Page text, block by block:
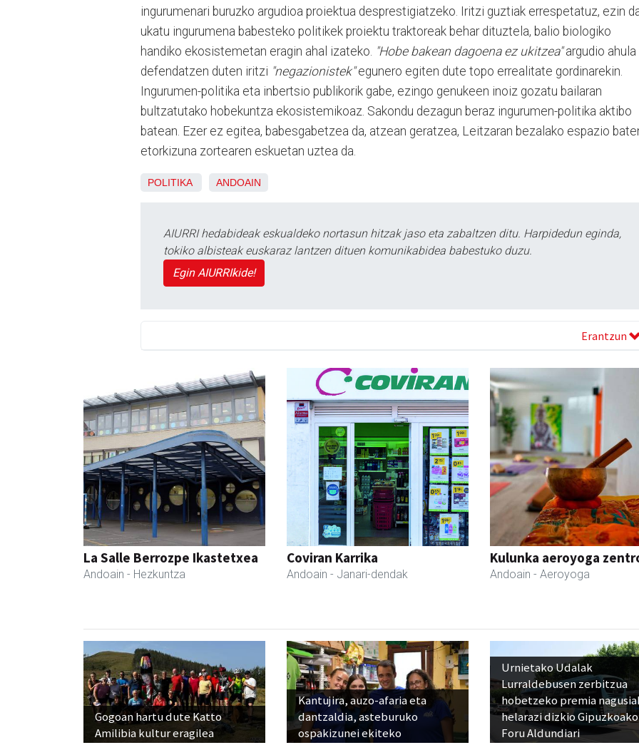
ingurumenari buruzko argudioa proiektua desprestigiatzeko. Iritzi guztiak errespetatuz, ezin
ukatu ingurumena babesteko politikek proiektu traktoreak behar dituztela, balio biologiko
handiko ekosistemetan eragin ahal izateko. "Hobe bakean dagoena ez ukitzea"argudio ahula
defendatzen duten iritzi "negazionistek"egunero egiten dute topo errealitate gordinarekin.
Ingurumen-politika eta inbertsio publikorik gabe, ezingo genukeen inoiz gozatu bailaran
bultzatutako hobekuntza ekosistemikoaz. Sakondu dezagun beraz ingurumen-politika aktibo
batean. Ezer ez egitea, babesgabetzea da, atzean geratzea, Leitzaran bezalako espazio
etorkizuna zortearen eskuetan uztea da.
POLITIKA ANDOAIN
AIURRI hedabideak eskualdeko nortasun hitzak jaso eta zabaltzen ditu. Harpidedun eginda,
tokiko albisteak euskaraz lantzen dituen komunikabidea babestuko duzu.
Egin AIURRIkide!
Erantzun
La Salle Berrozpe Ikastetxea
Andoain - Hezkuntza
Coviran Karrika
Andoain - Janari-dendak
Kulunka aeroyoga
Andoain - Aeroyoga
Gogoan hartu dute Katto
Amilibia kultur eragilea
Kantujira, auzo-afaria eta
dantzaldia, asteburuko
ospakizunei ekiteko
Urnietako Udalak
Lurraldebusen zerbitzua
hobetzeko premia
helarazi dizkio Gipuzkoako
Foru Aldundiari